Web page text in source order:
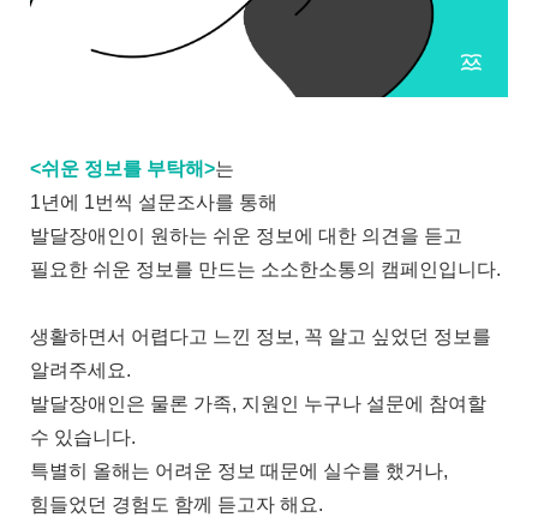
<쉬운 정보를 부탁해>는
1년에 1번씩 설문조사를 통해
발달장애인이 원하는 쉬운 정보에 대한 의견을 듣고
필요한 쉬운 정보를 만드는 소소한소통의 캠페인입니다.
생활하면서 어렵다고 느낀 정보, 꼭 알고 싶었던 정보를
알려주세요.
발달장애인은 물론 가족, 지원인 누구나 설문에 참여할
수 있습니다.
특별히 올해는 어려운 정보 때문에 실수를 했거나,
힘들었던 경험도 함께 듣고자 해요.